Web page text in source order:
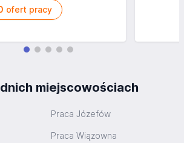
ofert pracy
miejscowościach
Praca Józefów
Praca Wiązowna